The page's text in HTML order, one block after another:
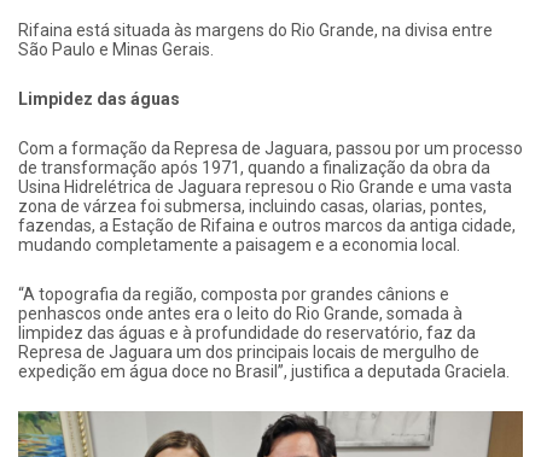
Rifaina está situada às margens do Rio Grande, na divisa entre
São Paulo e Minas Gerais.
Limpidez das águas
Com a formação da Represa de Jaguara, passou por um processo
de transformação após 1971, quando a finalização da obra da
Usina Hidrelétrica de Jaguara represou o Rio Grande e uma vasta
zona de várzea foi submersa, incluindo casas, olarias, pontes,
fazendas, a Estação de Rifaina e outros marcos da antiga cidade,
mudando completamente a paisagem e a economia local.
“A topografia da região, composta por grandes cânions e
penhascos onde antes era o leito do Rio Grande, somada à
limpidez das águas e à profundidade do reservatório, faz da
Represa de Jaguara um dos principais locais de mergulho de
expedição em água doce no Brasil”, justifica a deputada Graciela.